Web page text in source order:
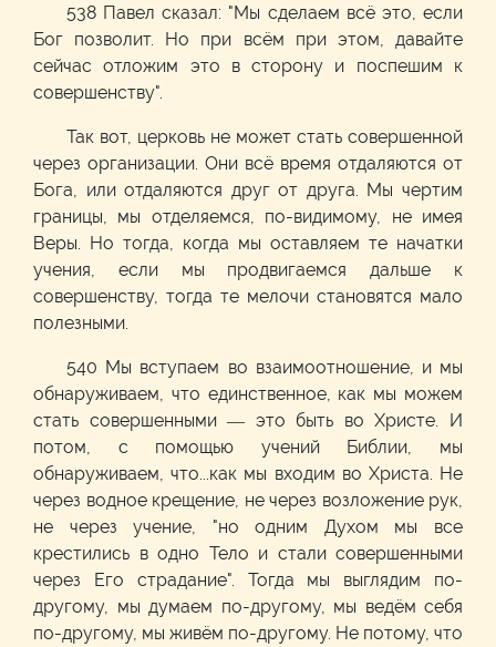
538 Павел сказал: "Мы сделаем всё это, если
Бог позволит. Но при всём при этом, давайте
сейчас отложим это в сторону и поспешим к
совершенству".
Так вот, церковь не может стать совершенной
через организации. Они всё время отдаляются от
Бога, или отдаляются друг от друга. Мы чертим
границы, мы отделяемся, по-видимому, не имея
Веры. Но тогда, когда мы оставляем те начатки
учения, если мы продвигаемся дальше к
совершенству, тогда те мелочи становятся мало
полезными.
540 Мы вступаем во взаимоотношение, и мы
обнаруживаем, что единственное, как мы можем
стать совершенными — это быть во Христе. И
потом, с помощью учений Библии, мы
обнаруживаем, что...как мы входим во Христа. Не
через водное крещение, не через возложение рук,
не через учение, "но одним Духом мы все
крестились в одно Тело и стали совершенными
через Его страдание". Тогда мы выглядим по-
другому, мы думаем по-другому, мы ведём себя
по-другому, мы живём по-другому. Не потому, что